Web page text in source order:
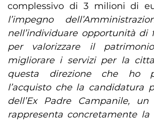
complessivo di 3 milioni di
l’impegno
nell’individuare opportunità di
per valorizzare il
migliorare i servizi per la
questa direzione che ho
l’acquisto che la candidatura
dell’Ex Padre Campanile,
rappresenta concretamente la